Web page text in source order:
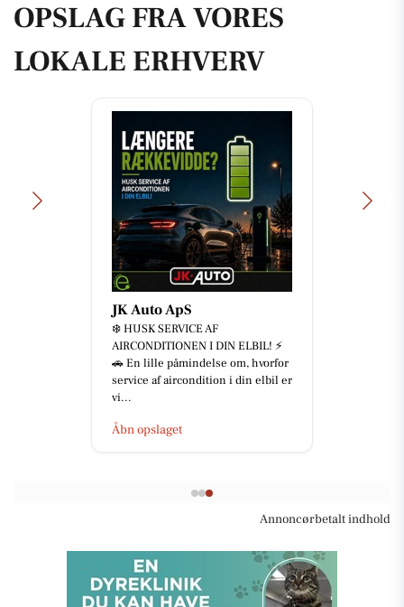
OPSLAG FRA VORES
LOKALE ERHVERV
JK Auto ApS
❄️ HUSK SERVICE AF
AIRCONDITIONEN I DIN ELBIL! ⚡
🚗 En lille påmindelse om, hvorfor
service af aircondition i din elbil er
vi...
Åbn opslaget
Annoncørbetalt indhold